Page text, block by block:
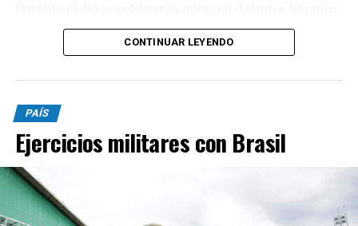
y el momento central será a las 15, cuando se llevará
adelante la tradicional procesión con la imagen de San
presidida por monseñor Ernesto Giobando y finalizará
con la santa misa principal.
Desde la parroquia invitaron a toda la comunidad a
participar de la celebración y a acercarse con sus
intenciones y pedidos. “Juntos renovemos la esperanza y
pidamos la intercesión de nuestro Patrono para
alcanzar la gracia que más necesitamos”, señalaron.
CONTINUAR LEYENDO
PAÍS
Ejercicios militares con Brasil